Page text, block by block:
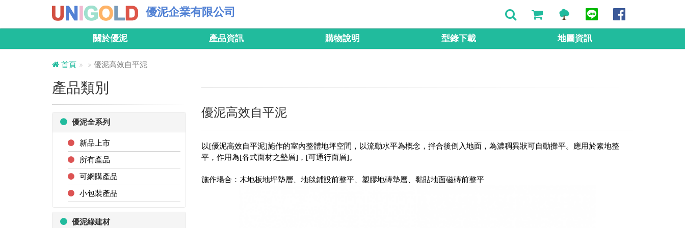
優泥企業有限公司
關於優泥 產品資訊 購物說明 型錄下載 地圖資訊
首頁 優泥高效自平泥
優泥高效自平泥
以[優泥高效自平泥]施作的室內整體地坪空間，以流動水平為概念，拌合後倒入地面，為濃稠異狀可自動攤平。應用於素地整
平，作用為[各式面材之墊層]，[可通行面層]。
施作場合：木地板地坪墊層、地毯鋪設前整平、塑膠地磚墊層、黏貼地面磁磚前整平
產品類別
優泥全系列
新品上市
所有產品
可網購產品
小包裝產品
優泥綠建材